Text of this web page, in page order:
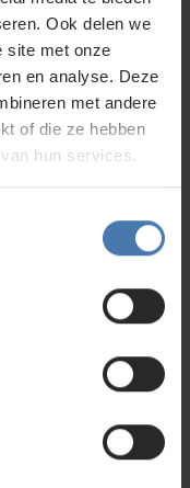
Ook delen we
site met onze
en analyse. Deze
met andere
of die ze hebben
hun services.
statief
in